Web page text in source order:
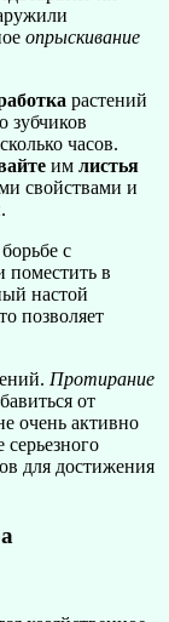
опрыскивание
растений
зубчиков
часов.
им листья
свойствами и
с
поместить в
настой
позволяет
Протирание
от
очень активно
для достижения